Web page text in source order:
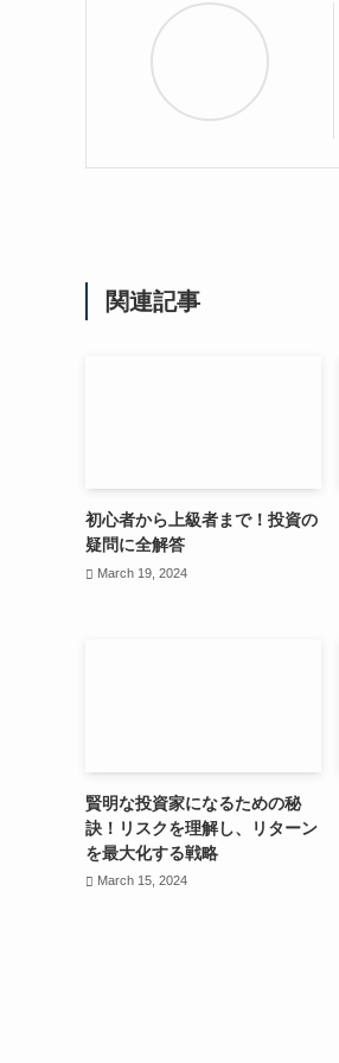
関連記事
初心者から上級者まで！投資の
疑問に全解答
March 19, 2024
賢明な投資家になるための秘
訣！リスクを理解し、リターン
を最大化する戦略
March 15, 2024